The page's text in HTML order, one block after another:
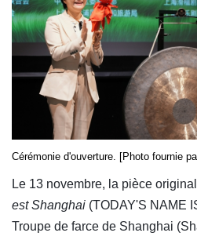
Cérémonie d'ouverture. [Photo fournie
Le 13 novembre, la pièce
est Shanghai (TODAY'S NAME
Troupe de farce de Shanghai